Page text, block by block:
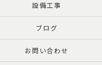
設備工事
ブログ
お問い合わせ